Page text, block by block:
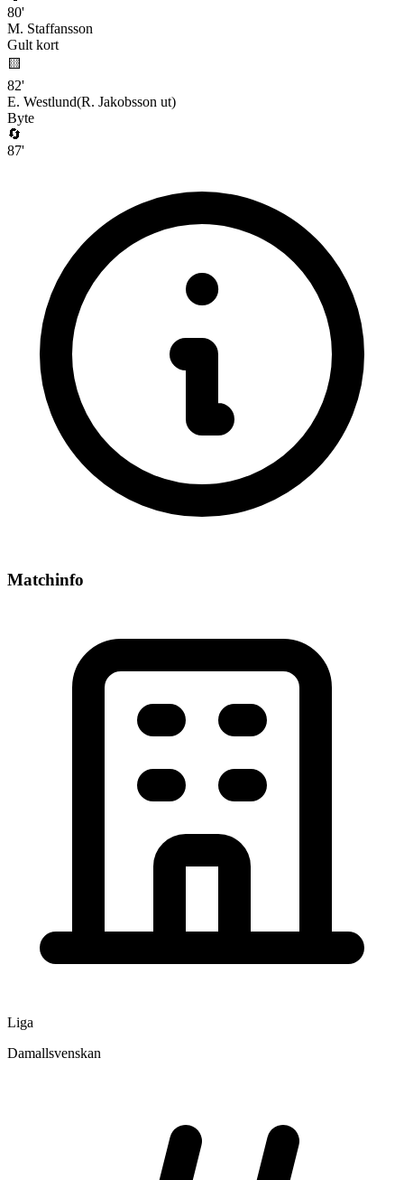
80'
M. Staffansson
Gult kort
🟨
82'
E. Westlund(R. Jakobsson ut)
Byte
🔄
87'
Matchinfo
Liga
Damallsvenskan